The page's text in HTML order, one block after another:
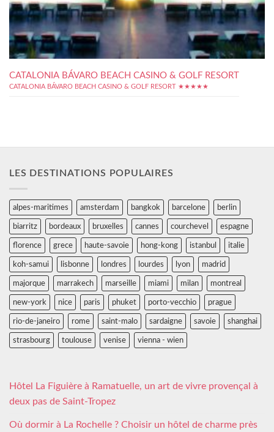
CATALONIA BÁVARO BEACH CASINO & GOLF RESORT
CATALONIA BÁVARO BEACH CASINO & GOLF RESORT ★★★★★
LES DESTINATIONS POPULAIRES
alpes-maritimes amsterdam bangkok barcelone berlin
biarritz bordeaux bruxelles cannes courchevel espagne
florence grece haute-savoie hong-kong istanbul italie
koh-samui lisbonne londres lourdes lyon madrid
majorque marrakech marseille miami milan montreal
new-york nice paris phuket porto-vecchio prague
rio-de-janeiro rome saint-malo sardaigne savoie shanghai
strasbourg toulouse venise vienna - wien
Hôtel La Figuière à Ramatuelle, un art de vivre provençal à
deux pas de Saint-Tropez
Où dormir à La Rochelle ? Choisir un hôtel de charme près